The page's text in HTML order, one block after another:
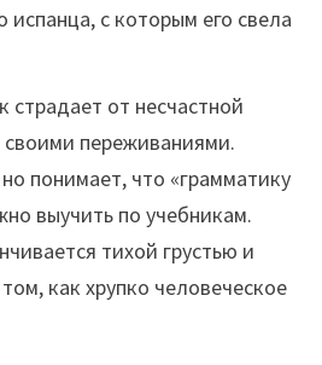
с которым его свела
от несчастной
переживаниями.
понимает, что «грамматику
выучить по учебникам.
тихой грустью и
как хрупко человеческое